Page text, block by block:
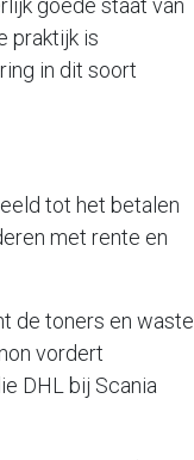
goede staat van
praktijk is
in dit soort
tot het betalen
met rente en
de toners en waste
vordert
DHL bij Scania